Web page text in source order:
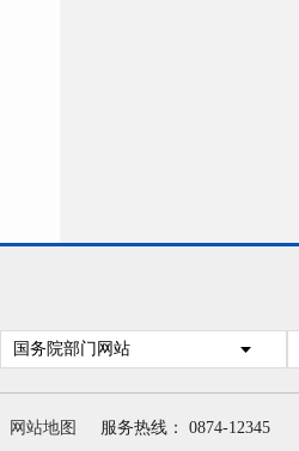
国务院部门网站
网站地图
服务热线： 0874-12345